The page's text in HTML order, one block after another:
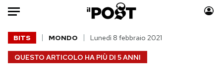
Auto
HOME
QUESTO ARTICOLO HA PIÙ DI 5 ANNI
BITS MONDO Lunedì 8 febbraio 2021